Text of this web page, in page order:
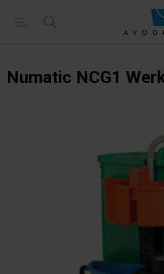
Numatic NCG1